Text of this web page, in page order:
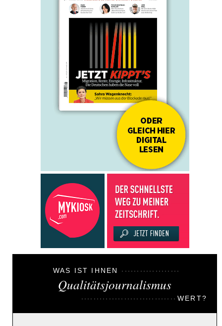
WAS IST IHNEN
Qualitätsjournalismus
WERT?